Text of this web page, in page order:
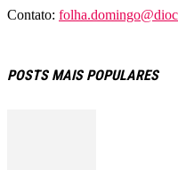
Contato:
POSTS MAIS POPULARES